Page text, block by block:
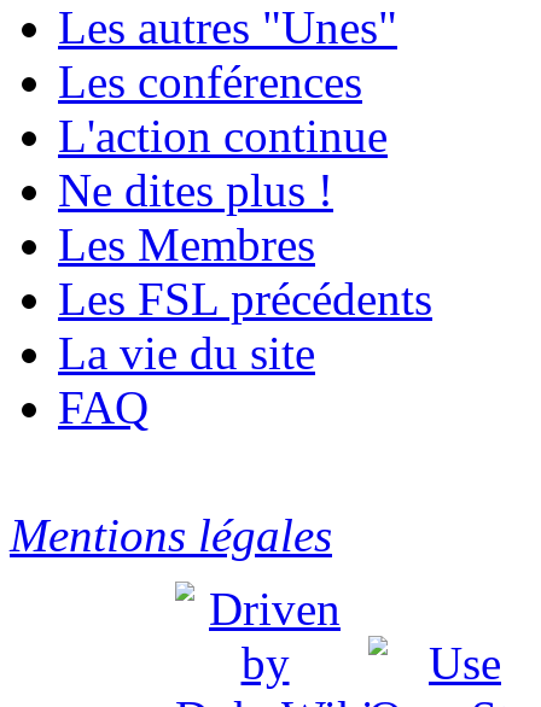
Les autres "Unes"
Les conférences
L'action continue
Ne dites plus !
Les Membres
Les FSL précédents
La vie du site
FAQ
Mentions légales